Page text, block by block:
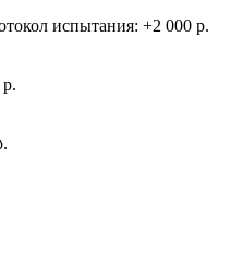
испытания: +2 000 р.